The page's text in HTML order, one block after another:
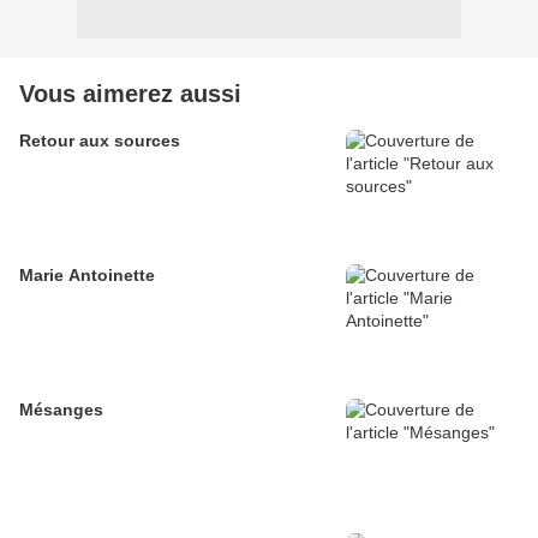
Vous aimerez aussi
Retour aux sources
Marie Antoinette
Mésanges